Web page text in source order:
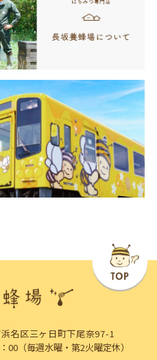
名区三ヶ日町下尾奈97-1
00（毎週水曜・第2火曜定休）